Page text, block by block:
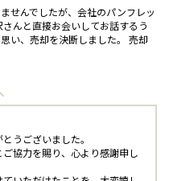
せんでしたが、会社のパンフレッ
さんと直接お会いしてお話するう
い、売却を決断しました。 売却
うございました。
協力を賜り、心より感謝申し